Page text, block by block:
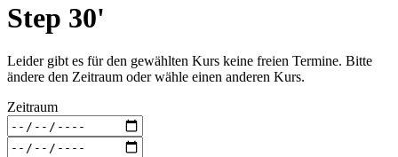
Step 30'
Leider gibt es für den gewählten Kurs keine freien Termine. Bitte
ändere den Zeitraum oder wähle einen anderen Kurs.
Zeitraum